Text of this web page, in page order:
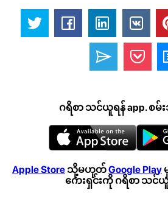
ဂရိစာ သင်ယူရန် app. စမ်
Apple Storeသို့မဟုတ်Google Play
ကေးရှင်းကို ဂရိစာ သင်